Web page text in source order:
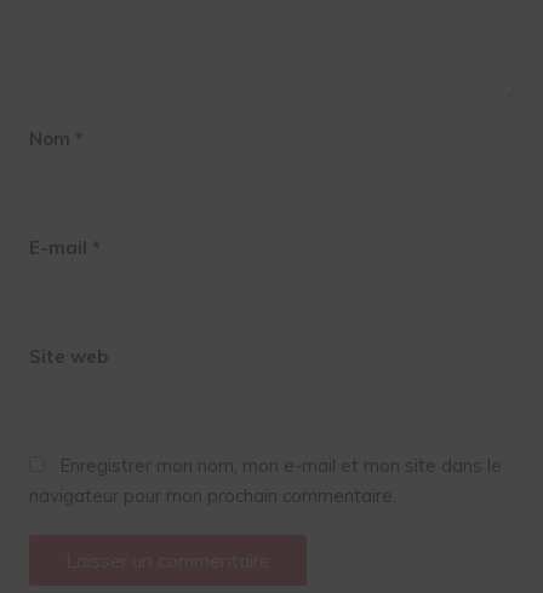
Nom *
E-mail *
Site web
Enregistrer mon nom, mon e-mail et mon site dans le
navigateur pour mon prochain commentaire.